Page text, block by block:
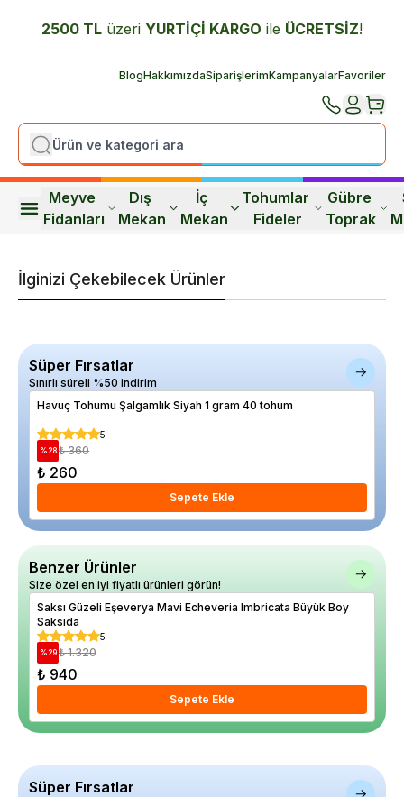
2500 TL üzeri YURTİÇİ KARGO ile ÜCRETSİZ!
BlogHakkımızdaSiparişlerimKampanyalarFavoriler
Meyve
Fidanları
Dış
Mekan
İç
Mekan
Tohumlar
Fideler
Gübre
Toprak
İlginizi Çekebilecek Ürünler
Süper Fırsatlar
Sınırlı süreli %50 indirim
Havuç Tohumu Şalgamlık Siyah 1 gram 40 tohum
5
%28 ₺ 360
₺ 260
Sepete Ekle
Benzer Ürünler
Size özel en iyi fiyatlı ürünleri görün!
Saksı Güzeli Eşeverya Mavi Echeveria Imbricata Büyük Boy
Saksıda
5
%29 ₺ 1.320
₺ 940
Sepete Ekle
Süper Fırsatlar